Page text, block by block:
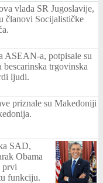
vlada SR Jugoslavije,
članovi Socijalističke
ASEAN-a, potpisale su
trgovinska
ljudi.
priznale su Makedoniji
SAD,
Obama
prvi
funkciju.